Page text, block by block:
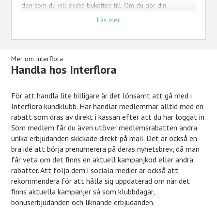
den som du vill skicka buketten till. Om du gör din
kan du få leveransen samma dag.
Läs mer
Mer om Interflora
Handla hos Interflora
För att handla lite billigare är det lönsamt att gå med i
Interflora kundklubb. Här handlar medlemmar alltid med en
rabatt som dras av direkt i kassan efter att du har loggat in.
Som medlem får du även utöver medlemsrabatten andra
unika erbjudanden skickade direkt på mail. Det är också en
bra idé att börja prenumerera på deras nyhetsbrev, då man
får veta om det finns en aktuell kampanjkod eller andra
rabatter. Att följa dem i sociala medier är också att
rekommendera för att hålla sig uppdaterad om när det
finns aktuella kampanjer så som klubbdagar,
bonuserbjudanden och liknande erbjudanden.